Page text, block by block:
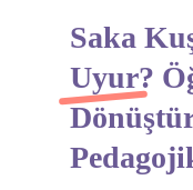
Saka
Uyur?